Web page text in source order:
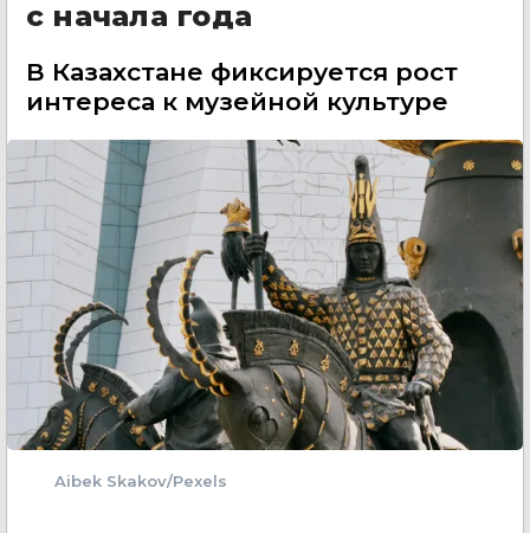
с начала года
В Казахстане фиксируется рост
интереса к музейной культуре
Aibek Skakov/Pexels